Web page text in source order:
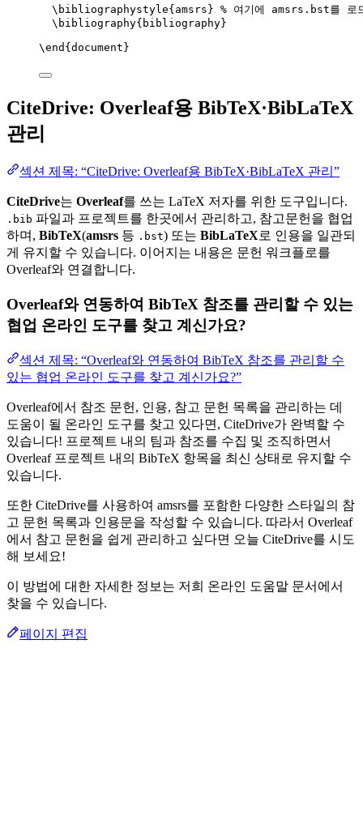
\bibliographystyle{amsrs} % 여기에 amsrs.bst를 로
\bibliography{bibliography}
\end { document }
CiteDrive: Overleaf용 BibTeX·BibLaTeX
관리
섹션 제목: “CiteDrive: Overleaf용 BibTeX·BibLaTeX 관리”
CiteDrive는 Overleaf를 쓰는 LaTeX 저자를 위한 도구입니다.
.bib 파일과 프로젝트를 한곳에서 관리하고, 참고문헌을 협업
하며, BibTeX(amsrs 등 .bst) 또는 BibLaTeX로 인용을 일관되
게 유지할 수 있습니다. 이어지는 내용은 문헌 워크플로를
Overleaf와 연결합니다.
Overleaf와 연동하여 BibTeX 참조를 관리할 수 있는
협업 온라인 도구를 찾고 계신가요?
섹션 제목: “Overleaf와 연동하여 BibTeX 참조를 관리할 수
있는 협업 온라인 도구를 찾고 계신가요?”
Overleaf에서 참조 문헌, 인용, 참고 문헌 목록을 관리하는 데
도움이 될 온라인 도구를 찾고 있다면, CiteDrive가 완벽할 수
있습니다! 프로젝트 내의 팀과 참조를 수집 및 조직하면서
Overleaf 프로젝트 내의 BibTeX 항목을 최신 상태로 유지할 수
있습니다.
또한 CiteDrive를 사용하여 amsrs를 포함한 다양한 스타일의 참
고 문헌 목록과 인용문을 작성할 수 있습니다. 따라서 Overleaf
에서 참고 문헌을 쉽게 관리하고 싶다면 오늘 CiteDrive를 시도
해 보세요!
이 방법에 대한 자세한 정보는 저희 온라인 도움말 문서에서
찾을 수 있습니다.
페이지 편집